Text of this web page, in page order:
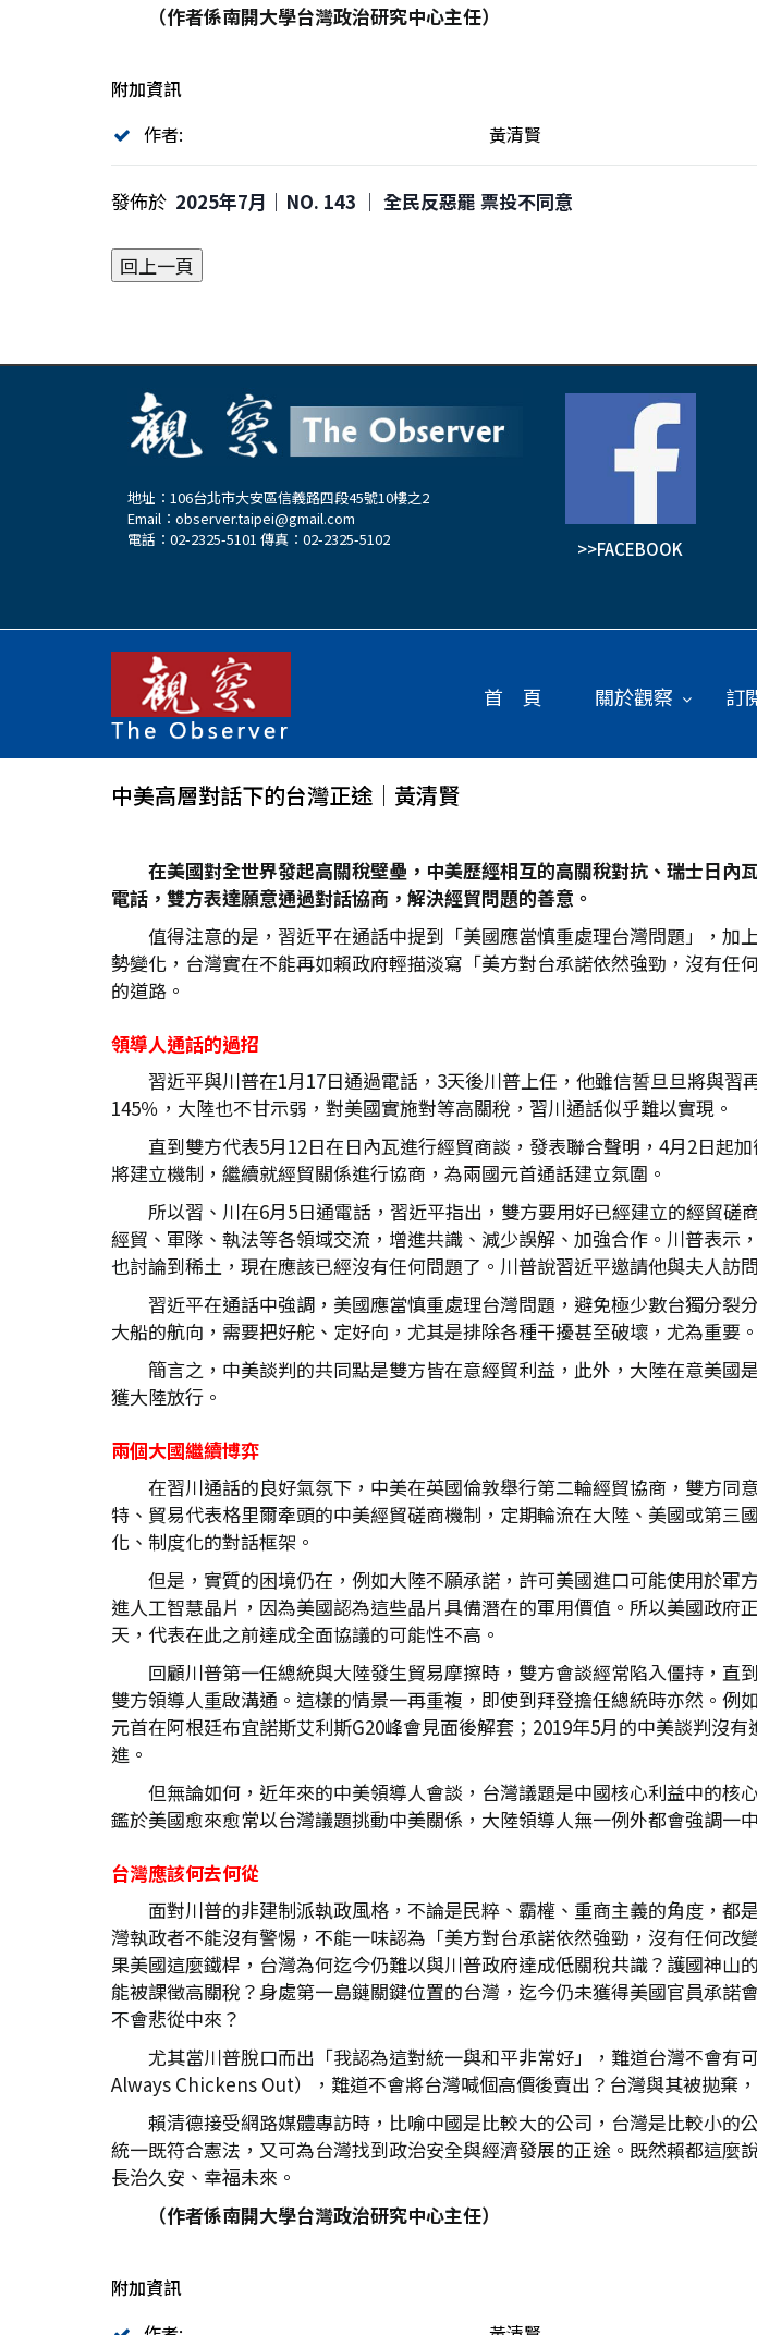
（作者係南開大學台灣政治研究中心主任）
附加資訊
作者:
黃清賢
發佈於 2025年7月｜NO. 143 │ 全民反惡罷 票投不同意
地址：106台北市大安區信義路四段45號10樓之2
Email： observer.taipei@gmail.com
電話：02-2325-5101 傳真：02-2325-5102
>>FACEBOOK
首 頁 關於觀察 訂
中美高層對話下的台灣正途│黃清賢
在美國對全世界發起高關稅壁壘，中美歷經相互的高關稅對抗、瑞士日
電話，雙方表達願意通過對話協商，解決經貿問題的善意。
值得注意的是，習近平在通話中提到「美國應當慎重處理台灣問題」，
勢變化，台灣實在不能再如賴政府輕描淡寫「美方對台承諾依然強勁，沒有
的道路。
領導人通話的過招
習近平與川普在1月17日通過電話，3天後川普上任，他雖信誓旦旦將與
145％，大陸也不甘示弱，對美國實施對等高關稅，習川通話似乎難以實現。
直到雙方代表5月12日在日內瓦進行經貿商談，發表聯合聲明，4月2日起
將建立機制，繼續就經貿關係進行協商，為兩國元首通話建立氛圍。
所以習、川在6月5日通電話，習近平指出，雙方要用好已經建立的經貿
經貿、軍隊、執法等各領域交流，增進共識、減少誤解、加強合作。川普表
也討論到稀土，現在應該已經沒有任何問題了。川普說習近平邀請他與夫人訪
習近平在通話中強調，美國應當慎重處理台灣問題，避免極少數台獨分
大船的航向，需要把好舵、定好向，尤其是排除各種干擾甚至破壞，尤為重要。
簡言之，中美談判的共同點是雙方皆在意經貿利益，此外，大陸在意美
獲大陸放行。
兩個大國繼續博弈
在習川通話的良好氣氛下，中美在英國倫敦舉行第二輪經貿協商，雙方
特、貿易代表格里爾牽頭的中美經貿磋商機制，定期輪流在大陸、美國或第
化、制度化的對話框架。
但是，實質的困境仍在，例如大陸不願承諾，許可美國進口可能使用於
進人工智慧晶片，因為美國認為這些晶片具備潛在的軍用價值。所以美國政
天，代表在此之前達成全面協議的可能性不高。
回顧川普第一任總統與大陸發生貿易摩擦時，雙方會談經常陷入僵持，
雙方領導人重啟溝通。這樣的情景一再重複，即使到拜登擔任總統時亦然。
元首在阿根廷布宜諾斯艾利斯G20峰會見面後解套；2019年5月的中美談判沒
進。
但無論如何，近年來的中美領導人會談，台灣議題是中國核心利益中的
鑑於美國愈來愈常以台灣議題挑動中美關係，大陸領導人無一例外都會強調一
台灣應該何去何從
面對川普的非建制派執政風格，不論是民粹、霸權、重商主義的角度，
灣執政者不能沒有警惕，不能一味認為「美方對台承諾依然強勁，沒有任何
果美國這麼鐵桿，台灣為何迄今仍難以與川普政府達成低關稅共識？護國神
能被課徵高關稅？身處第一島鏈關鍵位置的台灣，迄今仍未獲得美國官員承
不會悲從中來？
尤其當川普脫口而出「我認為這對統一與和平非常好」，難道台灣不會
Always Chickens Out），難道不會將台灣喊個高價後賣出？台灣與其被拋棄
賴清德接受網路媒體專訪時，比喻中國是比較大的公司，台灣是比較小
統一既符合憲法，又可為台灣找到政治安全與經濟發展的正途。既然賴都這
長治久安、幸福未來。
（作者係南開大學台灣政治研究中心主任）
附加資訊